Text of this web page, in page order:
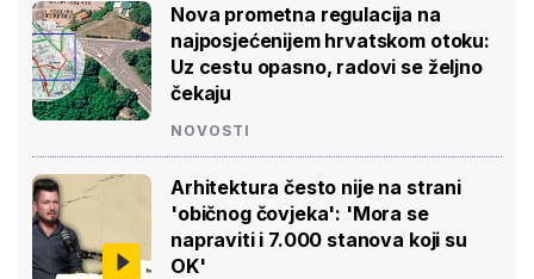
Nova prometna regulacija na
najposjećenijem hrvatskom otoku:
Uz cestu opasno, radovi se željno
čekaju
NOVOSTI
Arhitektura često nije na strani
'običnog čovjeka': 'Mora se
napraviti i 7.000 stanova koji su
OK'